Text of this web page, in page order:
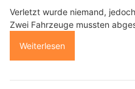
Verletzt wurde niemand,
Zwei Fahrzeuge mussten
Weiterlesen